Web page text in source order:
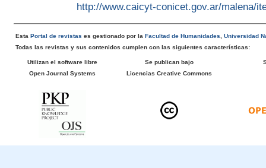
http://www.caicyt-conicet.gov.ar/malena/
EstaPortal de revistas es gestionado por laFacultad de Humanidades ,Universidad
Todas las revistas y sus contenidos cumplen con las siguientes características:
Utilizan el software libre
Open Journal Systems
Se publican bajo
Licencias Creative Commons